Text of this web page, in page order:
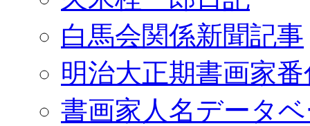
白馬会関係新聞記事
明治大正期書画家
書画家人名データ